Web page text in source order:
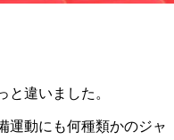
違いました。
運動にも何種類かのジャ